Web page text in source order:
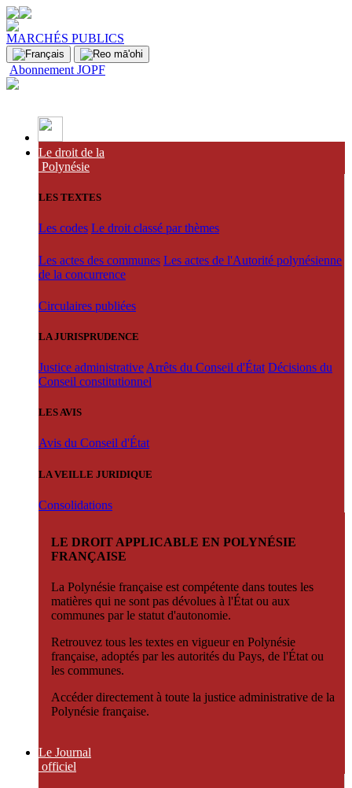
MARCHÉS PUBLICS
Abonnement JOPF
Le droit de la
Polynésie
LES TEXTES
Les codes Le droit classé par thèmes
Les actes des communes Les actes de l'Autorité polynésienne
de la concurrence
Circulaires publiées
LA JURISPRUDENCE
Justice administrative Arrêts du Conseil d'État Décisions du
Conseil constitutionnel
LES AVIS
Avis du Conseil d'État
LA VEILLE JURIDIQUE
Consolidations
LE DROIT APPLICABLE EN POLYNÉSIE
FRANÇAISE
La Polynésie française est compétente dans toutes les
matières qui ne sont pas dévolues à l'État ou aux
communes par le statut d'autonomie.
Retrouvez tous les textes en vigueur en Polynésie
française, adoptés par les autorités du Pays, de l'État ou
les communes.
Accéder directement à toute la justice administrative de la
Polynésie française.
Le Journal
officiel